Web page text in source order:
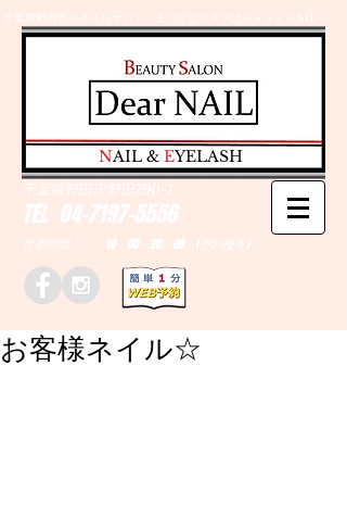
千葉県野田市のネイルサロン、まつげエクステはＤｅａｒＮAILへ
TEL 04-7197-5556
営業時間 10：00～20：00 (予約優先)
千葉県野田市野田790-1
​NAIL & EYELASH
お客様ネイル☆